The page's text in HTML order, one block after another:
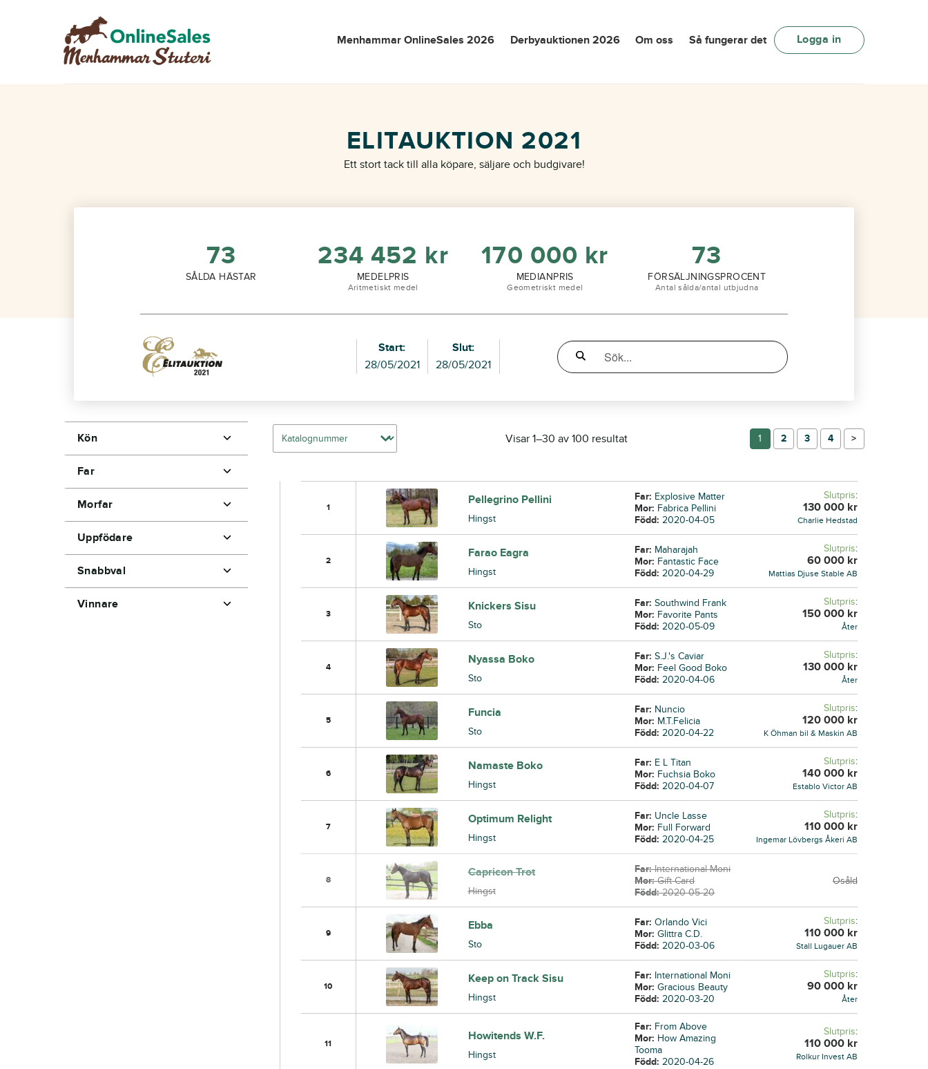
Hoppa
till
navigering
Hoppa
till
innehåll
Menhammar OnlineSales 2026 Derbyauktionen 2026 Om oss Så fungerar det Logga in
ELITAUKTION 2021
Ett stort tack till alla köpare, säljare och budgivare!
73
SÅLDA HÄSTAR
234 452 kr
MEDELPRIS
Aritmetiskt medel
170 000 kr
MEDIANPRIS
Geometriskt medel
73
FÖRSÄLJNINGSPROCENT
Antal sålda/antal utbjudna
Start:
28/05/2021
Slut:
28/05/2021
Visar 1–30 av 100 resultat 1 2 3 4 →
1
Pellegrino Pellini
Hingst
Far: Explosive Matter
Mor: Fabrica Pellini
Född:2020-04-05
Slutpris:
130 000 kr
Charlie Hedstad
2
Farao Eagra
Hingst
Far: Maharajah
Mor: Fantastic Face
Född:2020-04-29
Slutpris:
60 000 kr
Mattias Djuse Stable AB
3
Knickers Sisu
Sto
Far:Southwind Frank
Mor: Favorite Pants
Född:2020-05-09
Slutpris:
150 000 kr
Åter
4
Nyassa Boko
Sto
Far:S.J.'s Caviar
Mor: Feel Good Boko
Född:2020-04-06
Slutpris:
130 000 kr
Åter
5
Funcia
Sto
Far: Nuncio
Mor: M.T.Felicia
Född:2020-04-22
Slutpris:
120 000 kr
K Öhman bil & Maskin AB
6
Namaste Boko
Hingst
Far: E L Titan
Mor: Fuchsia Boko
Född:2020-04-07
Slutpris:
140 000 kr
Establo Victor AB
7
Optimum Relight
Hingst
Far: Uncle Lasse
Mor: Full Forward
Född:2020-04-25
Slutpris:
110 000 kr
Ingemar Lövbergs Åkeri AB
8
Capricon Trot
Hingst
Far:International Moni
Mor:Gift Card
Född:2020-05-20
Osåld
9
Ebba
Sto
Far:Orlando Vici
Mor:Glittra C.D.
Född:2020-03-06
Slutpris:
110 000 kr
Stall Lugauer AB
10
Keep on Track Sisu
Hingst
Far: International Moni
Mor:Gracious Beauty
Född:2020-03-20
Slutpris:
90 000 kr
Åter
11
Howitends W.F.
Hingst
Far: From Above
Mor: How Amazing
Tooma
Född:2020-04-26
Slutpris:
110 000 kr
Rolkur Invest AB
Kön
Far
Morfar
Uppfödare
Snabbval
Vinnare